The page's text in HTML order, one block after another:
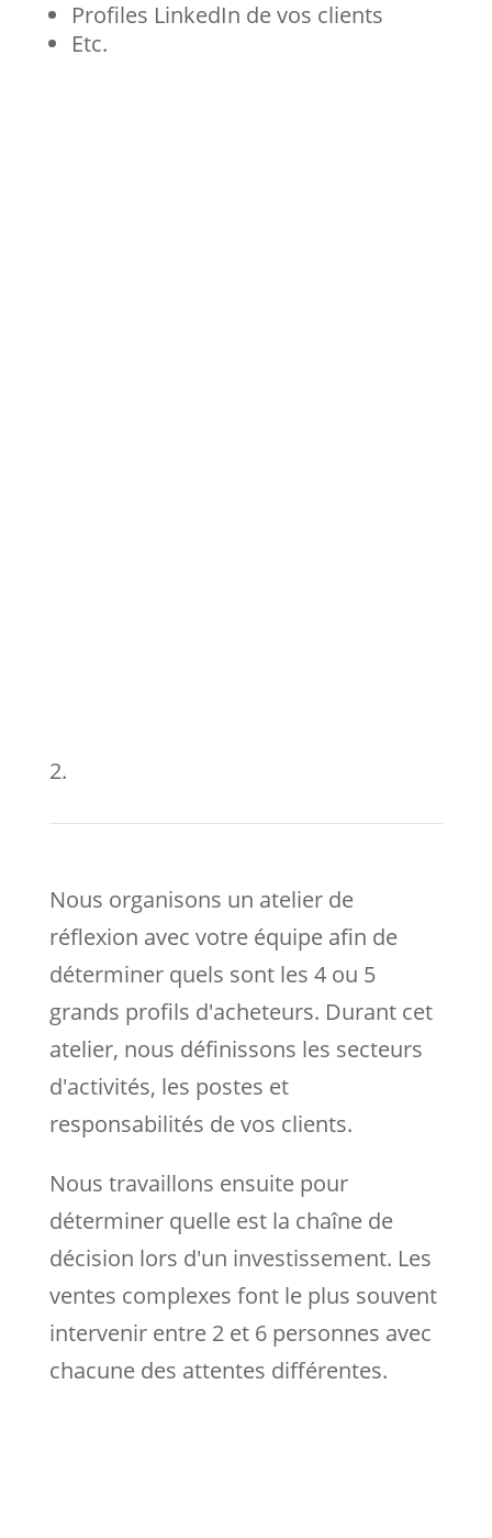
Profiles LinkedIn de vos clients
Etc.
2.
Nous organisons un atelier de
réflexion avec votre équipe afin de
déterminer quels sont les 4 ou 5
grands profils d'acheteurs. Durant cet
atelier, nous définissons les secteurs
d'activités, les postes et
responsabilités de vos clients.
Nous travaillons ensuite pour
déterminer quelle est la chaîne de
décision lors d'un investissement. Les
ventes complexes font le plus souvent
intervenir entre 2 et 6 personnes avec
chacune des attentes différentes.